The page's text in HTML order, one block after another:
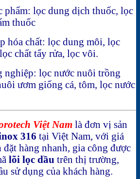
phẩm: lọc dung dịch thuốc, lọc
thuốc
hóa chất: lọc dung môi, lọc
chất tẩy rửa, lọc vôi.
nghiệp: lọc nước nuôi trồng
ươm giống cá, tôm, lọc nước
Việt Nam là đơn vị sản
316 tại Việt Nam, với giá
hàng nhanh, gia công được
lõi lọc dầu trên thị trường,
sử dụng của khách hàng.